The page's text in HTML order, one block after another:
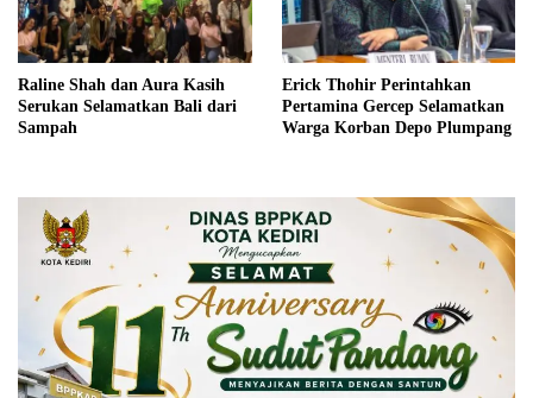
Raline Shah dan Aura Kasih
Serukan Selamatkan Bali dari
Sampah
Erick Thohir Perintahkan
Pertamina Gercep Selamatkan
Warga Korban Depo Plumpang